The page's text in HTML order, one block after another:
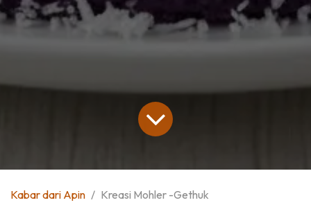
Kabar dari Apin Kreasi Mohler -Gethuk